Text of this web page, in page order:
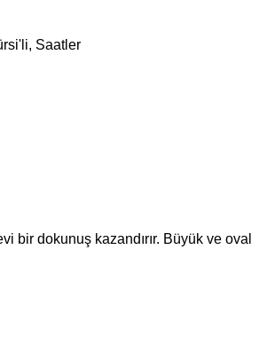
, Saatler
bir dokunuş kazandırır. Büyük ve oval